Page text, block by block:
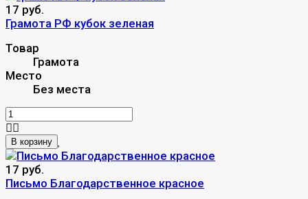
17 руб.
Грамота РФ кубок зеленая
Товар
Грамота
Место
Без места
В корзину
17 руб.
Письмо Благодарственное красное